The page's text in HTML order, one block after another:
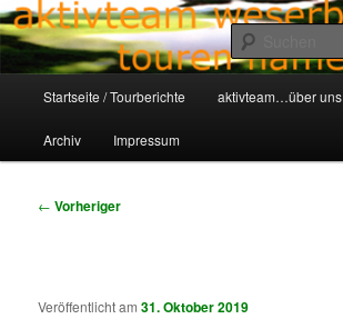
Zum
primären
Inhalt
springenawt-hameln.de
Aktivteam-Weserbergland-Touren-Hameln
Startseite / Tourberichte aktivteam…über uns
Archiv Impressum
Beitragsnavigation
← Vorheriger
Veröffentlicht am31. Oktober 2019